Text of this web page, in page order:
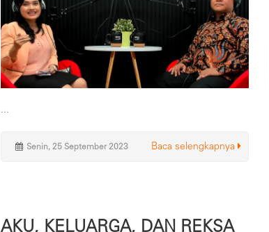
...
Senin, 25 September 2023 Baca selengkapnya
AKU, KELUARGA, DAN REKSA